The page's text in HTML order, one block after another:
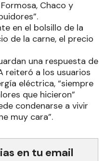
Chaco y
en el bolsillo de la
de la carne, el precio
una respuesta de
reiteró a los usuarios
eléctrica, “siempre
que hicieron”
condenarse a vivir
muy cara”.
en tu email